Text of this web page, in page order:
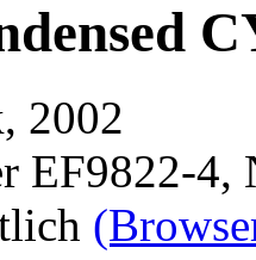
2002
EF9822-4,